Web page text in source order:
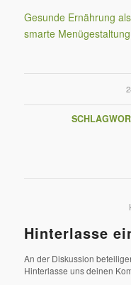
Gesunde Ernährung
smarte Menügestaltung
Hinterlasse
An der Diskussion
Hinterlasse uns deinen